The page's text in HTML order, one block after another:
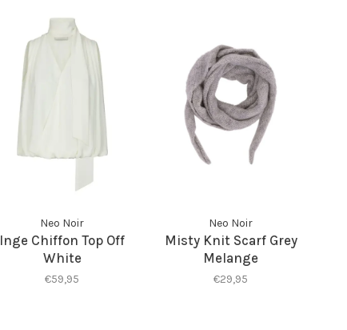
Neo Noir
Inge Chiffon Top Off
White
€59,95
Neo Noir
Misty Knit Scarf Grey
Melange
€29,95